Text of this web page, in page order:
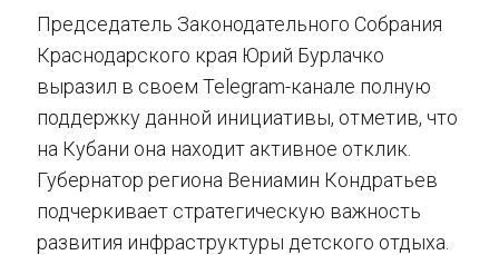
Председатель Законодательного Собрания
Краснодарского края Юрий Бурлачко
выразил в своем Telegram-канале полную
поддержку данной инициативы, отметив, что
на Кубани она находит активное отклик.
Губернатор региона Вениамин Кондратьев
подчеркивает стратегическую важность
развития инфраструктуры детского отдыха.